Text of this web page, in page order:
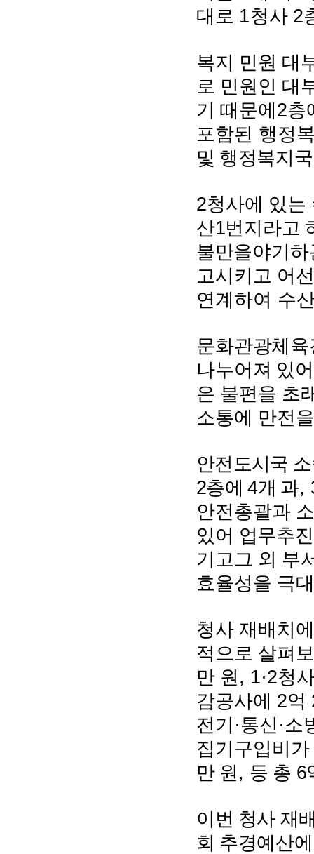
대로 1청사 2
복지 민원 대
로 민원인 대
기 때문에 2층
포함된 행정
및 행정복지
2청사에 있
산1번지라고
불만을야기
고시키고 어
연계하여 수
문화관광체
나누어져 있어
은 불편을 초
소통에 만전
안전도시국
2층에4개 과,
안전총괄과
있어 업무추
기고 그 외 부
효율성을 극
청사 재배치
적으로 살펴
만 원 , 1·2청
감공사에 2억
전기 ·통신 ·소
집기구입비가
만 원 , 등 총 6
이번 청사 재
회 추경예산에